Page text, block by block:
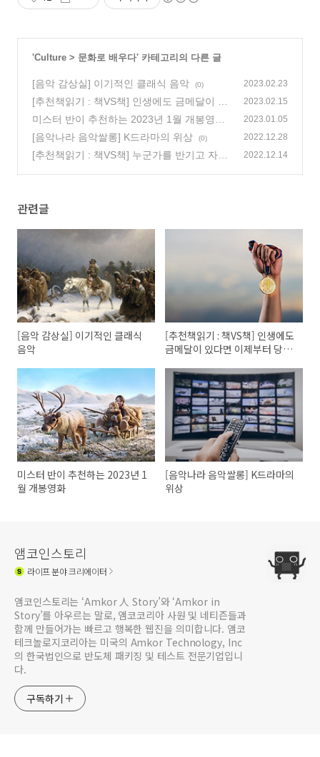
'Culture > 문화로 배우다' 카테고리의 다른 글
[음악 감상실] 이기적인 클래식 음악 (0) 2023.02.23
[추천책읽기 : 책VS책] 인생에도 금메달이 있
다면 이제부터 당신이 챔피언입니다
(57)
2023.02.15
미스터 반이 추천하는 2023년 1월 개봉영화
(119)
2023.01.05
[음악나라 음악쌀롱] K드라마의 위상 (0) 2022.12.28
[추천책읽기 : 책VS책] 누군가를 반기고 자리
2022.12.14
관련글
[음악 감상실] 이기적인 클래식
음악
[추천책읽기 : 책VS책] 인생에도
금메달이 있다면 이제부터 당신
미스터 반이 추천하는 2023년 1
월 개봉영화
[음악나라 음악쌀롱] K드라마의
위상
앰코인스토리
라이프분야 크리에이터
앰코인스토리는 ‘Amkor 人 Story’와 ‘Amkor in
Story’를 아우르는 말로, 앰코코리아 사원 및 네티즌들과
함께 만들어가는 빠르고 행복한 웹진을 의미합니다. 앰코
테크놀로지코리아는 미국의 Amkor Technology, Inc
의 한국법인으로 반도체 패키징 및 테스트 전문기업입니
다.
구독하기